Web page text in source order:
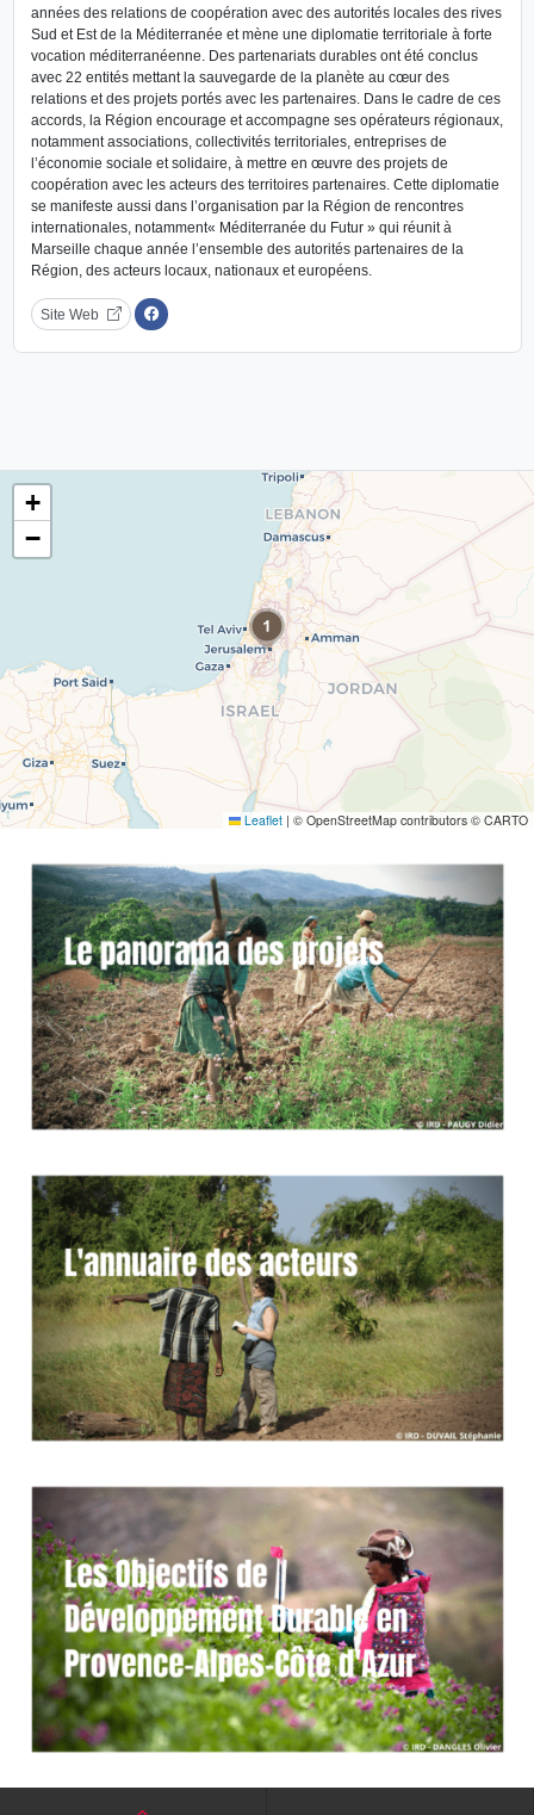
années des relations de coopération avec des autorités locales des rives
Sud et Est de la Méditerranée et mène une diplomatie territoriale à forte
vocation méditerranéenne. Des partenariats durables ont été conclus
avec 22 entités mettant la sauvegarde de la planète au cœur des
relations et des projets portés avec les partenaires. Dans le cadre de ces
accords, la Région encourage et accompagne ses opérateurs régionaux,
notamment associations, collectivités territoriales, entreprises de
l’économie sociale et solidaire, à mettre en œuvre des projets de
coopération avec les acteurs des territoires partenaires. Cette diplomatie
se manifeste aussi dans l’organisation par la Région de rencontres
internationales, notamment« Méditerranée du Futur » qui réunit à
Marseille chaque année l’ensemble des autorités partenaires de la
Région, des acteurs locaux, nationaux et européens.
Site Web
+
−
Leaflet | © OpenStreetMap contributors © CARTO